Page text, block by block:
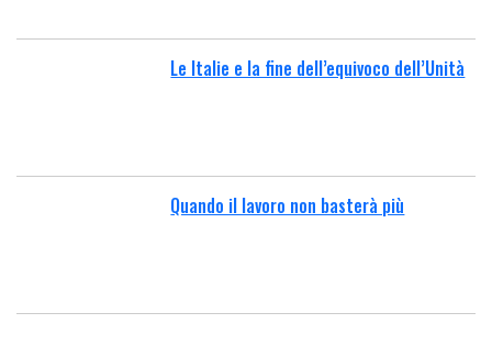
Le Italie e la fine dell’equivoco dell’Unità
Quando il lavoro non basterà più